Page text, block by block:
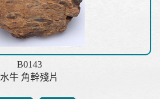
B0143
水牛 角幹殘片